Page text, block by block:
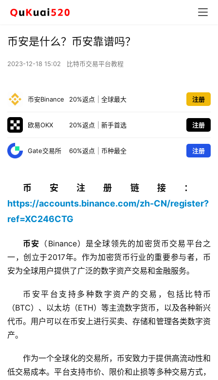
币安是什么？币安靠谱吗？
2023-12-18 15:02 比特币交易平台教程
币安Binance 20%返点 全球最大 注册
欧易OKX 20%返点 新手首选 注册
Gate交易所 60%返点 币种最全 注册
币安注册链接：
https://accounts.binance.com/zh-CN/register?
ref=XC246CTG
币安 （Binance）是全球领先的加密货币交易平台之
一，创立于2017年。作为加密货币行业的重要参与者，币
安为全球用户提供了广泛的数字资产交易和金融服务。
币安平台支持多种数字资产的交易，包括比特币
（BTC）、以太坊（ETH）等主流数字货币，以及各种新兴
代币。用户可以在币安上进行买卖、存储和管理各类数字资
产。
作为一个全球化的交易所，币安致力于提供高流动性和
低交易成本。平台支持市价、限价和止损等多种交易方式，